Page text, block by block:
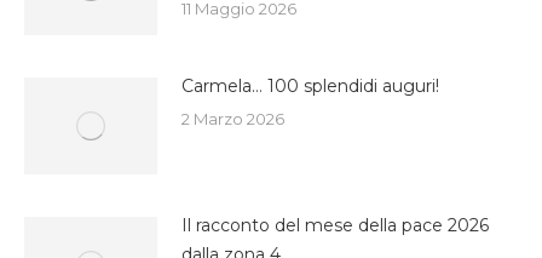
11 Maggio 2026
Carmela… 100 splendidi auguri!
2 Marzo 2026
Il racconto del mese della pace 2026